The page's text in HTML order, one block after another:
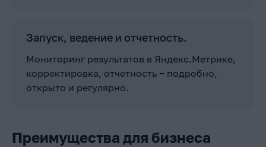
Запуск, ведение и отчетность.
Мониторинг результатов в Яндекс.Метрике,
корректировка, отчетность ‒ подробно,
открыто и регулярно.
Преимущества для бизнеса